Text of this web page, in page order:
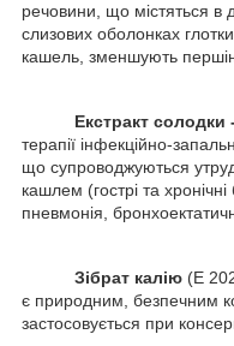
речовини, що містяться в
слизових оболонках
кашель, зменшують
Екстракт солодки -
терапії інфекційно-
що супроводжуються
кашлем (гострі та хронічні
пневмонія,
Зібрат калію (Е
є природним, безпечним
застосовується при